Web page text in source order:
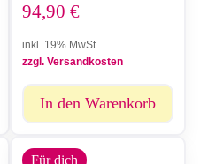
94,90 €
inkl. 19% MwSt.
zzgl. Versandkosten
In den Warenkorb
Für dich